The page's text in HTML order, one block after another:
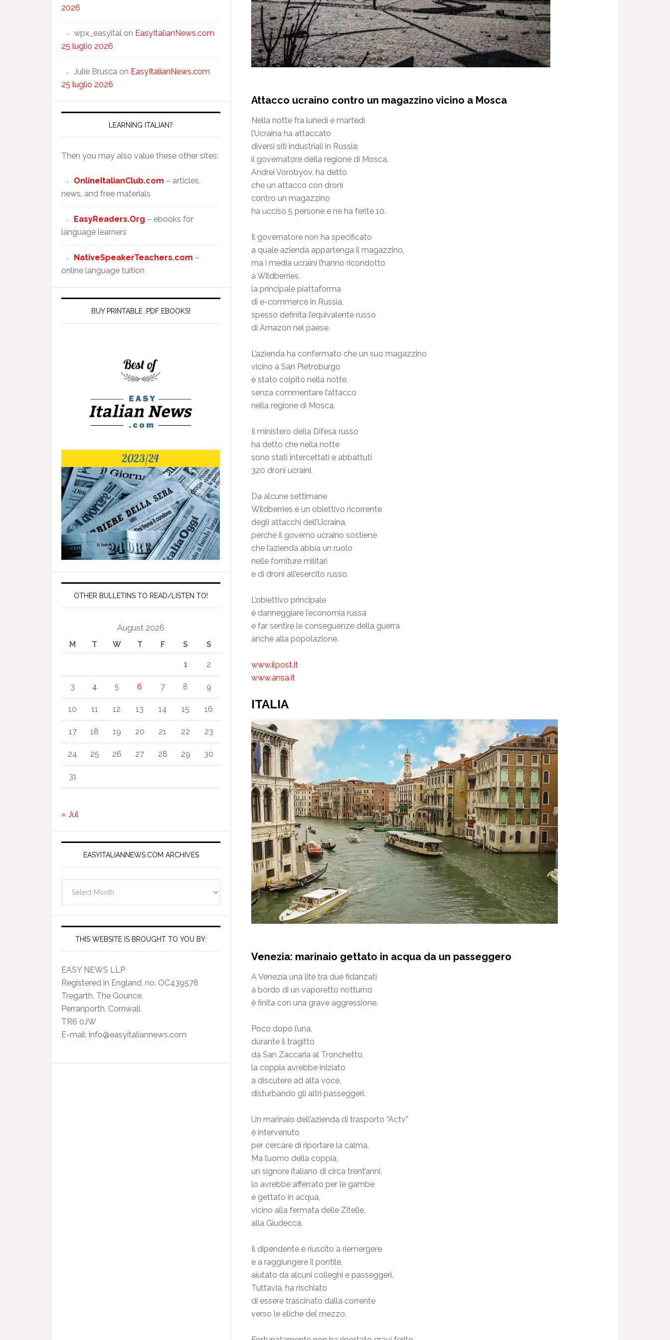
Attacco ucraino contro un magazzino vicino a Mosca
Nella notte fra lunedì e martedì
l’Ucraina ha attaccato
diversi siti industriali in Russia:
il governatore della regione di Mosca,
Andrei Vorobyov, ha detto
che un attacco con droni
contro un magazzino
ha ucciso 5 persone e ne ha ferite 10.
Il governatore non ha specificato
a quale azienda appartenga il magazzino,
ma i media ucraini l’hanno ricondotto
a Wildberries,
la principale piattaforma
di e-commerce in Russia,
spesso definita l’equivalente russo
di Amazon nel paese.
L’azienda ha confermato che un suo magazzino
vicino a San Pietroburgo
è stato colpito nella notte,
senza commentare l’attacco
nella regione di Mosca.
Il ministero della Difesa russo
ha detto che nella notte
sono stati intercettati e abbattuti
320 droni ucraini.
Da alcune settimane
Wildberries è un obiettivo ricorrente
degli attacchi dell’Ucraina,
perché il governo ucraino sostiene
che l’azienda abbia un ruolo
nelle forniture militari
e di droni all’esercito russo.
L’obiettivo principale
è danneggiare l’economia russa
e far sentire le conseguenze della guerra
anche alla popolazione.
www.ilpost.it
www.ansa.it
ITALIA
Venezia: marinaio gettato in acqua da un passeggero
A Venezia una lite tra due fidanzati
a bordo di un vaporetto notturno
è finita con una grave aggressione.
Poco dopo l’una,
durante il tragitto
da San Zaccaria al Tronchetto,
la coppia avrebbe iniziato
a discutere ad alta voce,
disturbando gli altri passeggeri.
Un marinaio dell’azienda di trasporto “Actv”
è intervenuto
per cercare di riportare la calma.
Ma l’uomo della coppia,
un signore italiano di circa trent’anni,
lo avrebbe afferrato per le gambe
e gettato in acqua,
vicino alla fermata delle Zitelle,
alla Giudecca.
Il dipendente è riuscito a riemergere
e a raggiungere il pontile,
aiutato da alcuni colleghi e passeggeri.
Tuttavia, ha rischiato
di essere trascinato dalla corrente
verso le eliche del mezzo.
2026
wpx_easyital on EasyItalianNews.com
25 luglio 2026
Julie Brusca on EasyItalianNews.com
25 luglio 2026
LEARNING ITALIAN?
Then you may also value these other sites:
OnlineItalianClub.com – articles,
news, and free materials
EasyReaders.Org – ebooks for
language learners
NativeSpeakerTeachers.com –
online language tuition
BUY PRINTABLE .PDF EBOOKS!
OTHER BULLETINS TO READ/LISTEN TO!
August 2026
M
T W T F S S
1 2
3 4 5 6 7 8 9
10 11 12 13 14 15 16
17 18 19 20 21 22 23
24 25 26 27 28 29 30
31
« Jul
EASYITALIANNEWS.COM ARCHIVES
Archives
THIS WEBSITE IS BROUGHT TO YOU BY:
EASY NEWS LLP
Registered in England, no. OC439578
Tregarth, The Gounce,
Perranporth, Cornwall
TR6 0JW
E-mail: info@easyitaliannews.com